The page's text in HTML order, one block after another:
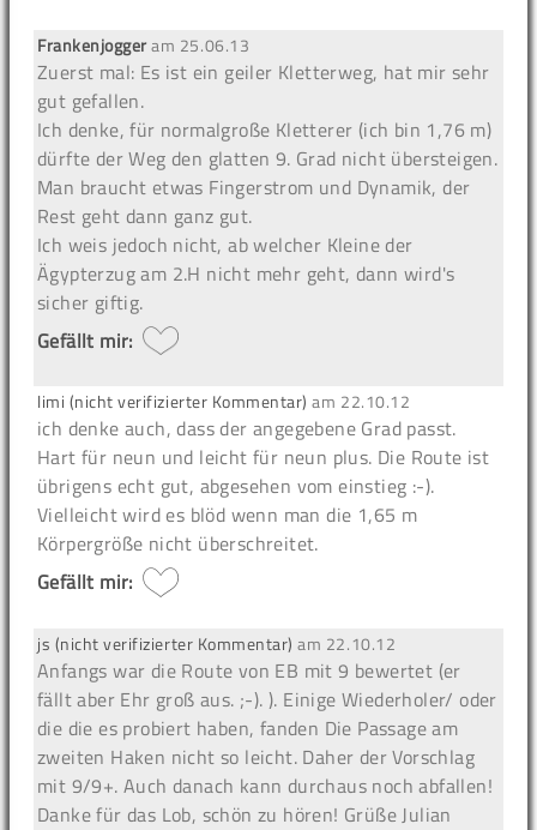
Frankenjoggeram 25.06.13
Zuerst mal: Es ist ein geiler Kletterweg, hat mir sehr
gut gefallen.
Ich denke, für normalgroße Kletterer (ich bin 1,76 m)
dürfte der Weg den glatten 9. Grad nicht übersteigen.
Man braucht etwas Fingerstrom und Dynamik, der
Rest geht dann ganz gut.
Ich weis jedoch nicht, ab welcher Kleine der
Ägypterzug am 2.H nicht mehr geht, dann wird's
sicher giftig.
Gefällt mir:
limi (nicht verifizierter Kommentar) am 22.10.12
ich denke auch, dass der angegebene Grad passt.
Hart für neun und leicht für neun plus. Die Route ist
übrigens echt gut, abgesehen vom einstieg :-).
Vielleicht wird es blöd wenn man die 1,65 m
Körpergröße nicht überschreitet.
Gefällt mir:
js (nicht verifizierter Kommentar) am 22.10.12
Anfangs war die Route von EB mit 9 bewertet (er
fällt aber Ehr groß aus. ;-). ). Einige Wiederholer/ oder
die die es probiert haben, fanden Die Passage am
zweiten Haken nicht so leicht. Daher der Vorschlag
mit 9/9+. Auch danach kann durchaus noch abfallen!
Danke für das Lob, schön zu hören! Grüße Julian